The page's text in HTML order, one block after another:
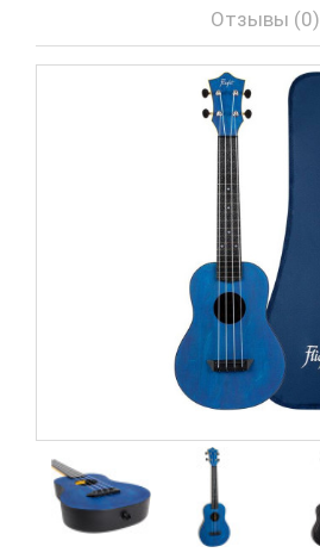
Отзывы (0)